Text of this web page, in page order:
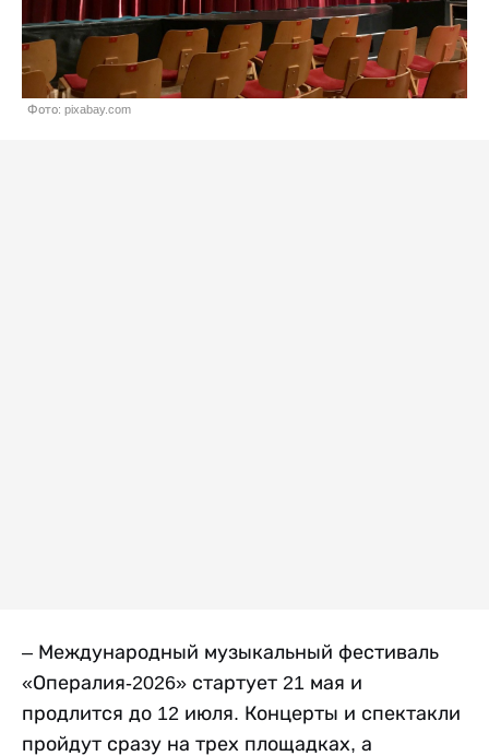
Фото: pixabay.com
– Международный музыкальный фестиваль
«Опералия-2026» стартует 21 мая и
продлится до 12 июля. Концерты и спектакли
пройдут сразу на трех площадках, а